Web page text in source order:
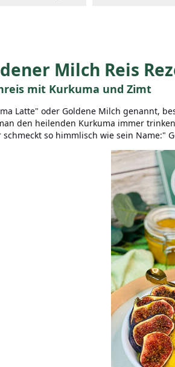
Milch Reis
mit Kurkuma und Zimt
Latte" oder Goldene Milch genannt,
den heilenden Kurkuma immer
schmeckt so himmlisch wie sein Name:"